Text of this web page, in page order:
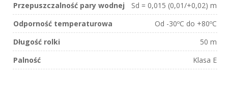
Przepuszczalność pary wodnej
Sd = 0,015 (­0,01/+0,02) m
Odporność temperaturowa
Od ­-30ºC do +80ºC
Długość rolki
50 m
Palność
Klasa E